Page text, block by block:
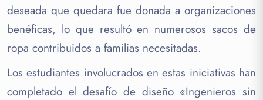
deseada que quedara fue donada a organizaciones
benéficas, lo que resultó en numerosos sacos de
ropa contribuidos a familias necesitadas.
Los estudiantes involucrados en estas iniciativas han
completado el desafío de diseño «Ingenieros sin